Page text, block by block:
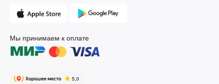
Мы принимаем к оплате